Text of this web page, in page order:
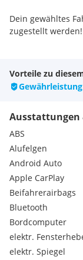
Dein gewähltes
zugestellt werden!
899.-
Extras:
Berganfahrhilfe
Coming-Home-
Innenspiegel
EDS
LED-
Fahrersitz
3-
3-
Außenspiegel
Sitzbezug Stoff
Rücksitzlehne
ASR
Vorteile zu
Gewährleistung
Ausstattungen
ABS
Alufelgen
Android Auto
Apple CarPlay
Beifahrerairbags
Bluetooth
Bordcomputer
elektr.
elektr. Spiegel